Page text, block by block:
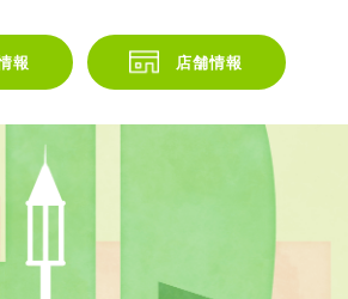
報 店舗情報